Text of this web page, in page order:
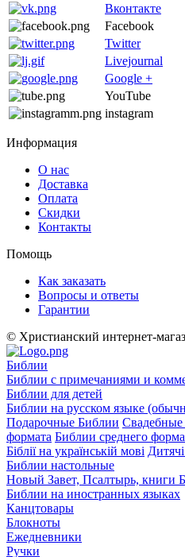
Вконтакте
Facebook
Twitter
Livejournal
Google +
YouTube
instagram
Информация
О нас
Доставка
Оплата
Скидки
Контакты
Помощь
Как заказать
Вопросы и ответы
Гарантии
© Христианский интернет-
Библии
Библии с примечаниями и
Библии для детей
Библии на русском языке
Подарочные Библии
формата Библии среднего
Біблії на українській мові Дитячі
Библии настольные
Новый Завет, Псалтырь, книги
Библии на иностранных языках
Канцтовары
Блокноты
Ежедневники
Ручки